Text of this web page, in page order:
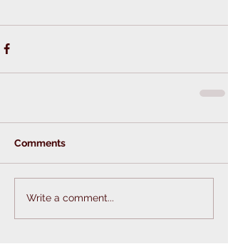
Comments
Write a comment...